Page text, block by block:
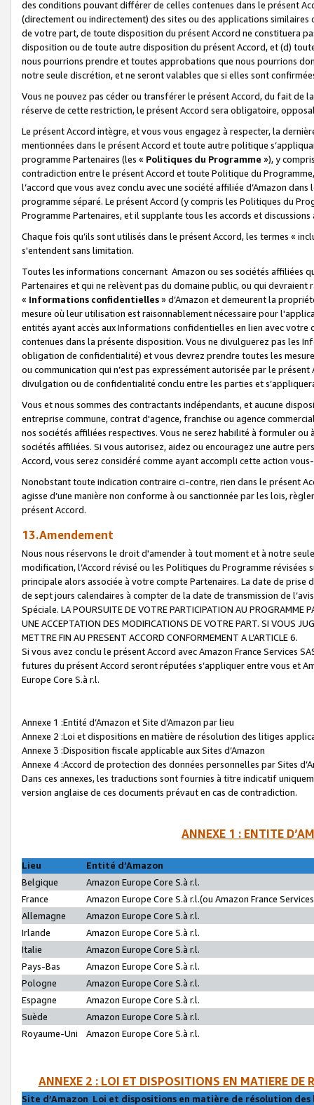
des conditions pouvant différer de celles contenues dans le présent
(directement ou indirectement) des sites ou des applications
de votre part, de toute disposition du présent Accord ne constituera
disposition ou de toute autre disposition du présent Accord, et (d)
nous pourrions prendre et toutes approbations que nous pourrions
notre seule discrétion, et ne seront valables que si elles sont
Vous ne pouvez pas céder ou transférer le présent Accord, du fait de
réserve de cette restriction, le présent Accord sera obligatoire,
Le présent Accord intègre, et vous vous engagez à respecter, la
mentionnées dans le présent Accord et toute autre politique
programme Partenaires (les « Politiques du Programme »), y
contradiction entre le présent Accord et toute Politique du
l’accord que vous avez conclu avec une société affiliée d’Amazon
programme séparé. Le présent Accord (y compris les Politiques du
Programme Partenaires, et il supplante tous les accords et discussions
Chaque fois qu’ils sont utilisés dans le présent Accord, les termes «
s'entendent sans limitation.
Toutes les informations concernant Amazon ou ses sociétés affiliées
Partenaires et qui ne relèvent pas du domaine public, ou qui
« Informations confidentielles» d’Amazon et demeurent la
mesure où leur utilisation est raisonnablement nécessaire pour
entités ayant accès aux Informations confidentielles en lien avec
contenues dans la présente disposition. Vous ne divulguerez pas les
obligation de confidentialité) et vous devrez prendre toutes les
ou communication qui n’est pas expressément autorisée par le
divulgation ou de confidentialité conclu entre les parties et
Vous et nous sommes des contractants indépendants, et aucune
entreprise commune, contrat d'agence, franchise ou agence
nos sociétés affiliées respectives. Vous ne serez habilité à formuler
sociétés affiliées. Si vous autorisez, aidez ou encouragez une autre
Accord, vous serez considéré comme ayant accompli cette action
Nonobstant toute indication contraire ci-contre, rien dans le présent
agisse d’une manière non conforme à ou sanctionnée par les lois,
présent Accord.
13.Amendement
Nous nous réservons le droit d'amender à tout moment et à notre
modification, l’Accord révisé ou les Politiques du Programme
principale alors associée à votre compte Partenaires. La date de
de sept jours calendaires à compter de la date de transmission de
Spéciale. LA POURSUITE DE VOTRE PARTICIPATION AU PROGRAMME
UNE ACCEPTATION DES MODIFICATIONS DE VOTRE PART. SI VOUS
METTRE FIN AU PRESENT ACCORD CONFORMEMENT A L’ARTICLE 6.
Si vous avez conclu le présent Accord avec Amazon France Services
futures du présent Accord seront réputées s’appliquer entre vous et
Europe Core S.à r.l.
Annexe 1 :Entité d’Amazon et Site d’Amazon par lieu
Annexe 2 :Loi et dispositions en matière de résolution des litiges
Annexe 3 :Disposition fiscale applicable aux Sites d’Amazon
Annexe 4 :Accord de protection des données personnelles par Sites
Dans ces annexes, les traductions sont fournies à titre indicatif
version anglaise de ces documents prévaut en cas de contradiction.
ANNEXE 1 : ENTITE
Lieu
Entité d’Amazon
Belgique
Amazon Europe Core S.à r.l.
France
Amazon Europe Core S.à r.l.(ou Amazon France
Allemagne
Amazon Europe Core S.à r.l.
Irlande
Amazon Europe Core S.à r.l.
Italie
Amazon Europe Core S.à r.l.
Pays-Bas
Amazon Europe Core S.à r.l.
Pologne
Amazon Europe Core S.à r.l.
Espagne
Amazon Europe Core S.à r.l.
Suède
Amazon Europe Core S.à r.l.
Royaume-Uni
Amazon Europe Core S.à r.l.
ANNEXE 2 : LOI ET DISPOSITIONS EN MATIERE DE
Site d’Amazon Loi et dispositions en matière de résolution